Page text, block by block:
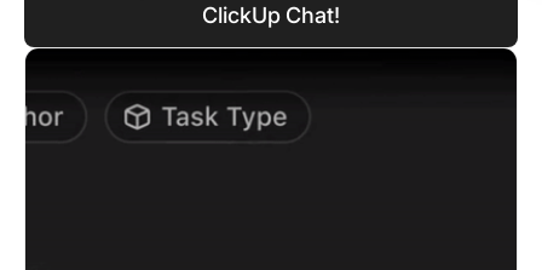
ClickUp Chat!